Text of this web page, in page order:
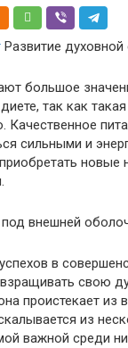
Развитие духовной
большое
так как
Качественное
сильными и
новые
в
свою
проистекает из
из
важной среди